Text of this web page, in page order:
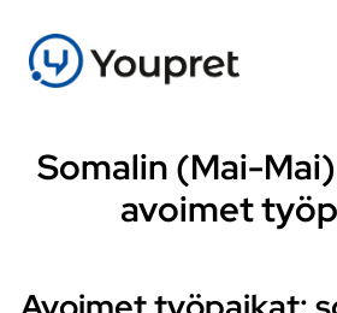
Somalin (Mai-
avoimet